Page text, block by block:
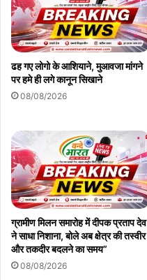
ढह गए लोगो के आशियाने, मुआवजा मांगने
पर हमे ही लगे कानून सिखाने
08/08/2026
ग्रामीण मिलन समारोह में दीपक प्रताप देव
ने साधा निशाना, बोले अब क्षेत्र की तस्वीर
और तकदीर बदलने का समय”
08/08/2026